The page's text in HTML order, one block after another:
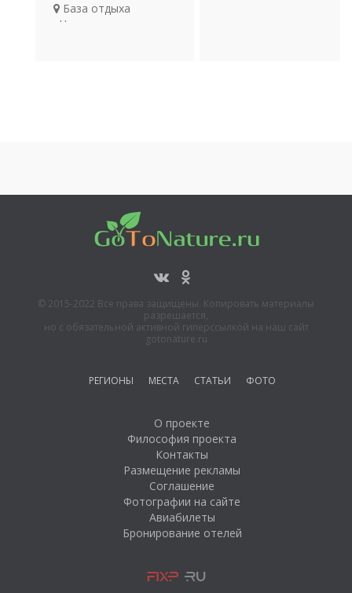
База отдыха
«Новососедово»
© 2015-2022 Все права защищены. Копировать материалы
разрешается,
но с обязательной активной гиперссылкой на наш сайт
gotonature.ru
РЕГИОНЫ МЕСТА СТАТЬИ ФОТО
О проекте
Философия проекта
Контакты
Размещение рекламы
Соглашение
Фотографии на сайте
Авиабилеты
Бронирование отелей